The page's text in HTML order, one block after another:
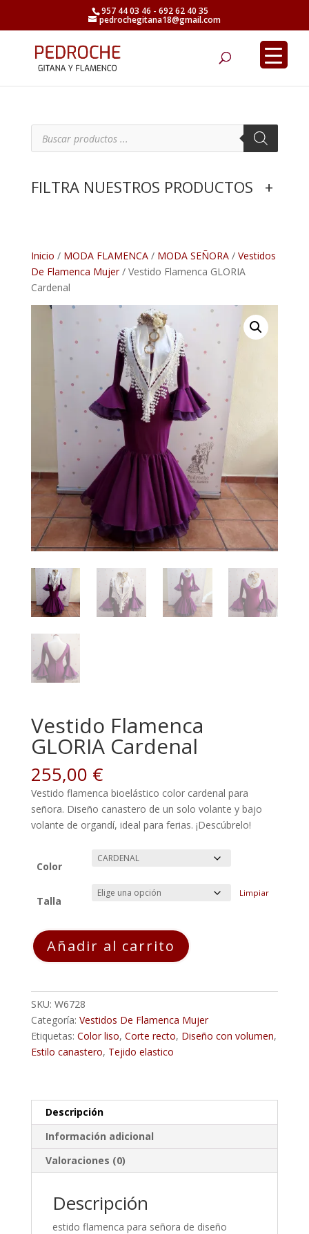
957 44 03 46 - 692 62 40 35
pedrochegitana18@gmail.com
Inicio / MODA FLAMENCA/ MODA SEÑORA/ Vestidos
De Flamenca Mujer/ Vestido Flamenca GLORIA
Cardenal
Vestido Flamenca
GLORIA Cardenal
255,00 €
Vestido flamenca bioelástico color cardenal para
señora. Diseño canastero de un solo volante y bajo
volante de organdí, ideal para ferias. ¡Descúbrelo!
Color
Talla
Limpiar
Vestido
Flamenca
cantidad
Añadir al carrito
SKU: W6728
Categoría: Vestidos De Flamenca Mujer
Etiquetas: Color liso, Corte recto, Diseño con volumen,
Estilo canastero, Tejido elastico
Descripción
Información adicional
Valoraciones (0)
Descripción
estido flamenca para señora de diseño
B
d
a
d
u
c
t
o
s
FILTRA NUESTROS PRODUCTOS +